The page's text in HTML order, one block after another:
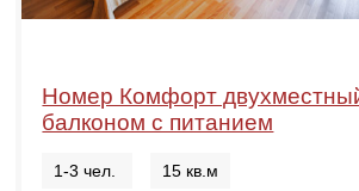
Номер Комфорт
балконом с питанием
1-3 чел. 15 кв.м